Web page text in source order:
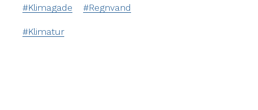
Klimagade Regnvand
Klimatur